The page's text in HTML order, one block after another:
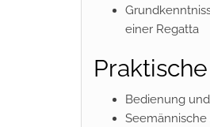
einer Regatta
Bedienung
Seemännische